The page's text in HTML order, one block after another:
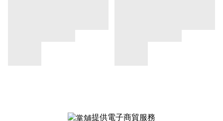
提供電子商貿服務